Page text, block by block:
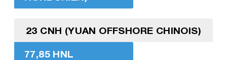
23 CNH (YUAN OFFSHORE CHINOIS)
77,85 HNL